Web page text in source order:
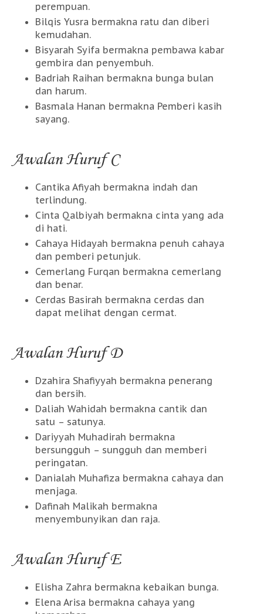
perempuan.
Bilqis Yusra bermakna ratu dan diberi
kemudahan.
Bisyarah Syifa bermakna pembawa kabar
gembira dan penyembuh.
Badriah Raihan bermakna bunga bulan
dan harum.
Basmala Hanan bermakna Pemberi kasih
sayang.
Awalan Huruf C
Cantika Afiyah bermakna indah dan
terlindung.
Cinta Qalbiyah bermakna cinta yang ada
di hati.
Cahaya Hidayah bermakna penuh cahaya
dan pemberi petunjuk.
Cemerlang Furqan bermakna cemerlang
dan benar.
Cerdas Basirah bermakna cerdas dan
dapat melihat dengan cermat.
Awalan Huruf D
Dzahira Shafiyyah bermakna penerang
dan bersih.
Daliah Wahidah bermakna cantik dan
satu – satunya.
Dariyyah Muhadirah bermakna
bersungguh – sungguh dan memberi
peringatan.
Danialah Muhafiza bermakna cahaya dan
menjaga.
Dafinah Malikah bermakna
menyembunyikan dan raja.
Awalan Huruf E
Elisha Zahra bermakna kebaikan bunga.
Elena Arisa bermakna cahaya yang